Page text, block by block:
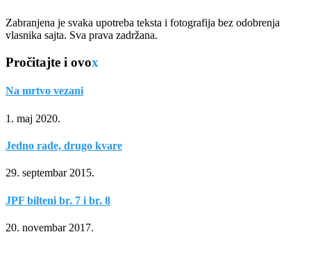
Zabranjena je svaka upotreba teksta i fotografija bez odobrenja
vlasnika sajta. Sva prava zadržana.
Pročitajte i ovox
Na mrtvo vezani
1. maj 2020.
Jedno rade, drugo kvare
29. septembar 2015.
JPF bilteni br. 7 i br. 8
20. novembar 2017.